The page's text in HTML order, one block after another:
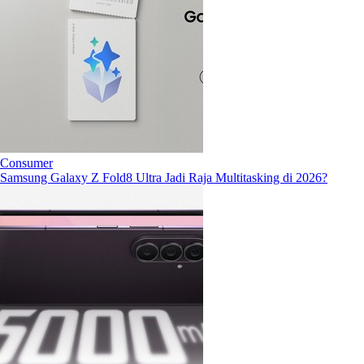
Consumer
Samsung Galaxy Z Fold8 Ultra Jadi Raja Multitasking di 2026?